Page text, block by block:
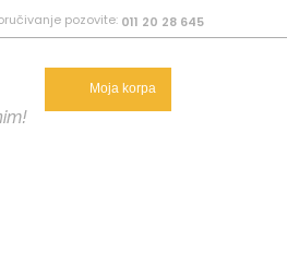
pozovite: 011 20 28 645